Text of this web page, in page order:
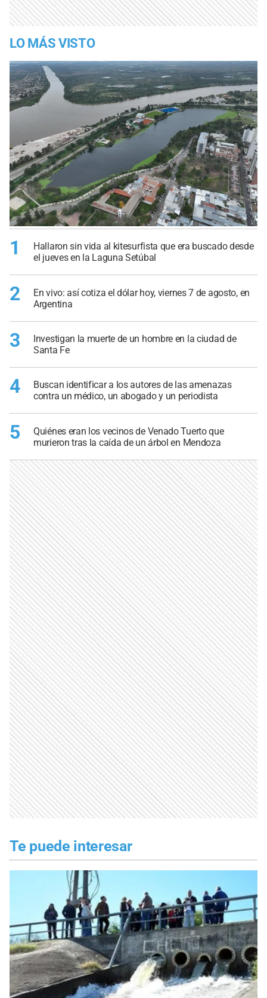
LO MÁS VISTO
1
Hallaron sin vida al kitesurfista que era buscado desde
el jueves en la Laguna Setúbal
2
En vivo: así cotiza el dólar hoy, viernes 7 de agosto, en
Argentina
3
Investigan la muerte de un hombre en la ciudad de
Santa Fe
4
Buscan identificar a los autores de las amenazas
contra un médico, un abogado y un periodista
5
Quiénes eran los vecinos de Venado Tuerto que
murieron tras la caída de un árbol en Mendoza
Te puede interesar